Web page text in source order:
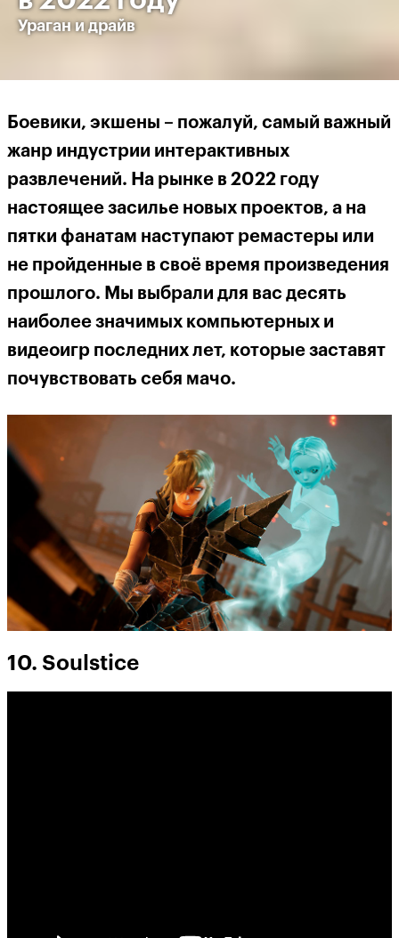
Ураган и драйв
Боевики, экшены – пожалуй, самый важный
жанр индустрии интерактивных
развлечений. На рынке в 2022 году
настоящее засилье новых проектов, а на
пятки фанатам наступают ремастеры или
не пройденные в своё время произведения
прошлого. Мы выбрали для вас десять
наиболее значимых компьютерных и
видеоигр последних лет, которые заставят
почувствовать себя мачо.
10. Soulstice